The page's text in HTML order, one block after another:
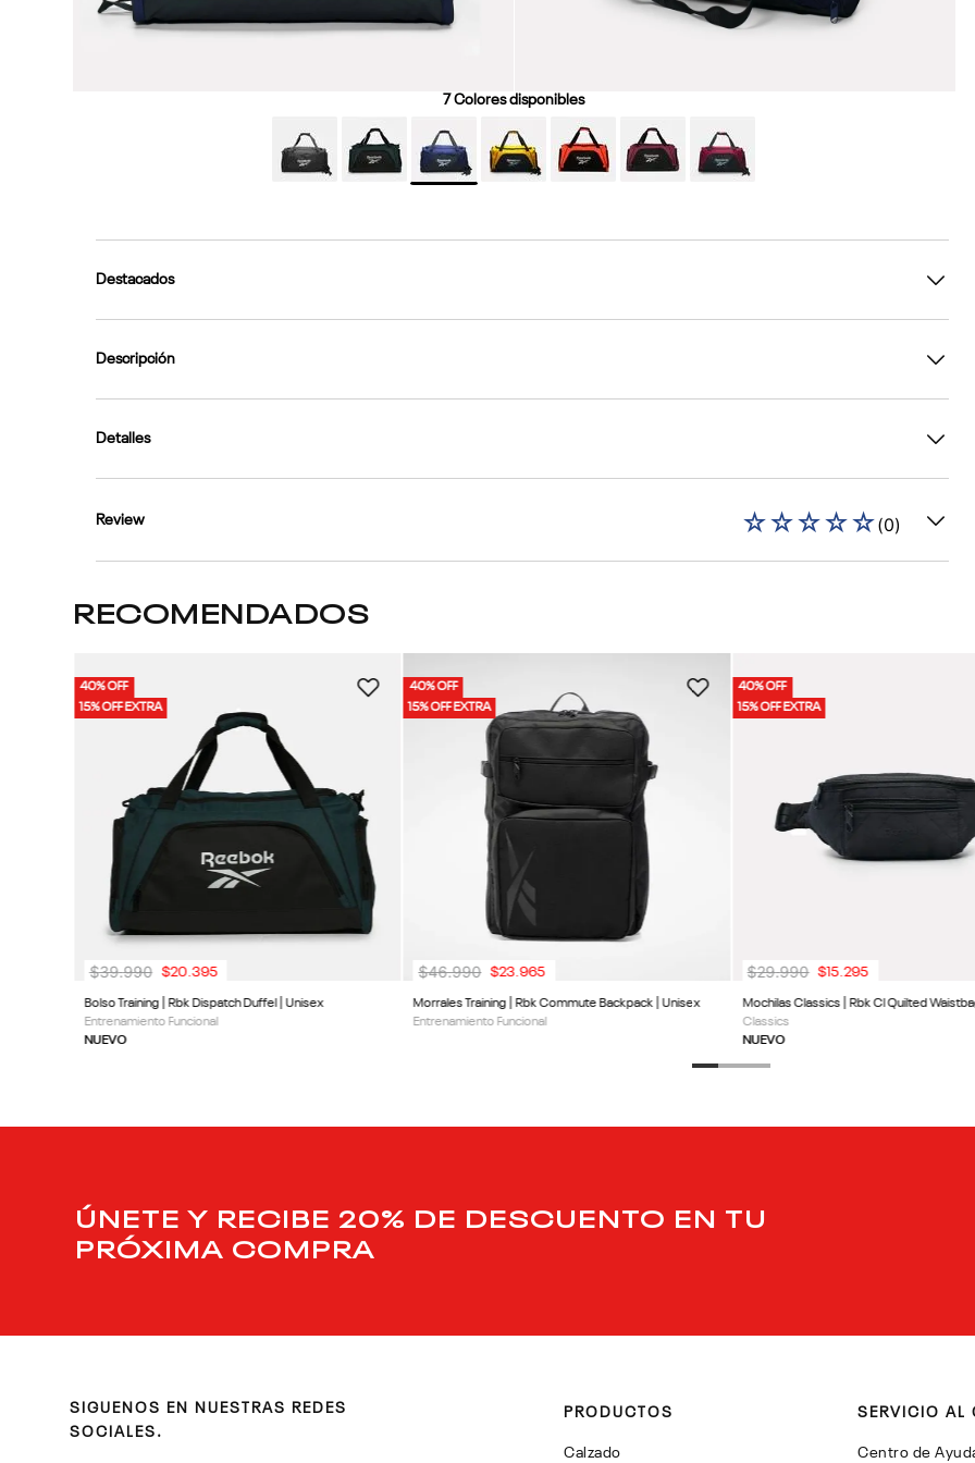
7 Colores disponibles
Destacados
Descripción
Detalles
Review ☆☆☆☆☆(0)
RECOMENDADOS
40% OFF
15% OFF EXTRA
Bolso Training | Rbk Dispatch Duffel | Unisex
Entrenamiento Funcional
NUEVO
$39.990 $20.395
40% OFF
15% OFF EXTRA
Morrales Training | Rbk Commute Backpack | Unisex
Entrenamiento Funcional
$46.990 $23.965
40% OFF
15% OFF EXTRA
Mochilas Classics | Rbk Cl Quilted
Classics
NUEVO
$29.990 $15.295
ÚNETE Y RECIBE 20% DE DESCUENTO EN TU
PRÓXIMA COMPRA
SIGUENOS EN NUESTRAS REDES
SOCIALES.
PRODUCTOS
Calzado
SERVICIO AL
Centro de